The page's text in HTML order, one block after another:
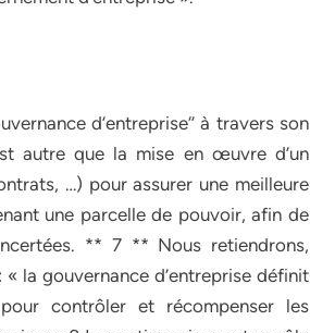
d’entreprise‘’ à travers son
autre que la mise en œuvre d’un
…) pour assurer une meilleure
une parcelle de pouvoir, afin de
** 7 ** Nous retiendrons,
la gouvernance d’entreprise définit
contrôler et récompenser les